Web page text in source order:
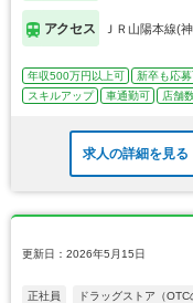
アクセス ＪＲ山陽本線(
年収500万円以上可 新卒も応
スキルアップ
車通勤可 店舗
求人の詳細を見る
更新日：2026年5月15日
正社員 ドラッグストア（OTC